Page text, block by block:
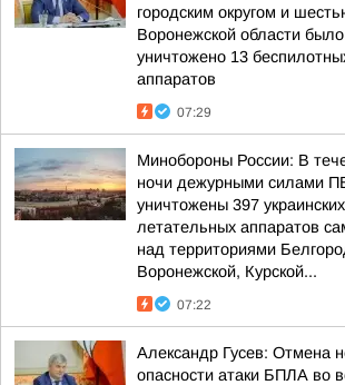
городским округом и
Воронежской области
уничтожено 13
аппаратов
07:29
Минобороны России: В
ночи дежурными силами
уничтожены 397
летательных аппаратов
над территориями
Воронежской, Курской...
07:22
Александр Гусев: Отмена
опасности атаки БПЛА во